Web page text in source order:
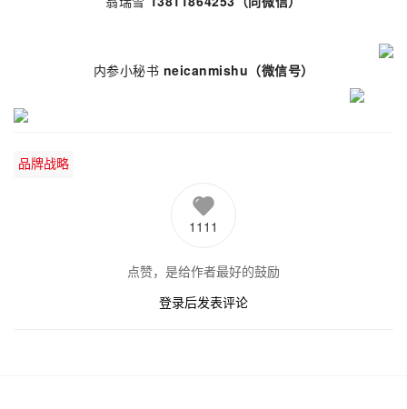
内参小秘书 neicanmishu （微信号）
品牌战略
1111
点赞，是给作者最好的鼓励
登录后发表评论